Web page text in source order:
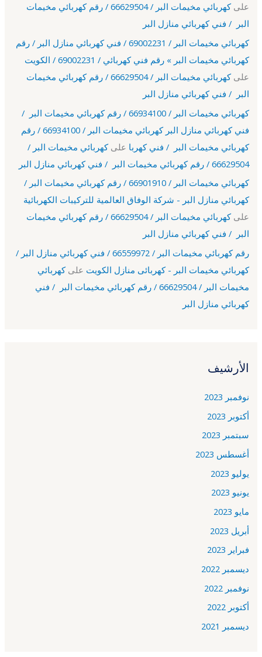
على
كهربائي مخيمات البر / 66629504 / رقم كهربائي مخيمات
البر / فني كهربائي منازل البر
كهربائي مخيمات البر / 69002231 / فني كهربائي منازل البر / رقم
كهربائي مخيمات البر » رقم فني كهربائي / 69002231 / الكويت
على
كهربائي مخيمات البر / 66629504 / رقم كهربائي مخيمات
البر / فني كهربائي منازل البر
كهربائي مخيمات البر / 66934100 / رقم كهربائي مخيمات البر /
فني كهربائي منازل البر كهربائي مخيمات البر / 66934100 / رقم
كهربائي مخيمات البر / فني كهربا علىكهربائي مخيمات البر /
66629504 / رقم كهربائي مخيمات البر / فني كهربائي منازل البر
كهربائي مخيمات البر / 66901910 / رقم كهربائي مخيمات البر /
كهربائي منازل البر - شركة الوفاق العالمية للتركيبات الكهربائية
على
كهربائي مخيمات البر / 66629504 / رقم كهربائي مخيمات
البر / فني كهربائي منازل البر
رقم كهربائي مخيمات البر / 66559972 / فني كهربائي منازل البر /
كهربائي مخيمات البر - كهربائى منازل الكويت علىكهربائي
مخيمات البر / 66629504 / رقم كهربائي مخيمات البر / فني
كهربائي منازل البر
الأرشيف
نوفمبر 2023
أكتوبر 2023
سبتمبر 2023
أغسطس 2023
يوليو 2023
يونيو 2023
مايو 2023
أبريل 2023
فبراير 2023
ديسمبر 2022
نوفمبر 2022
أكتوبر 2022
ديسمبر 2021